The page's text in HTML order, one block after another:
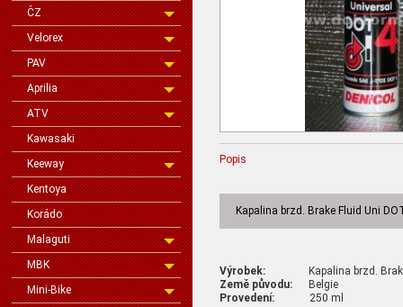
ČZ
Velorex
PAV
Aprilia
ATV
Kawasaki
Keeway
Kentoya
Korádo
Malaguti
MBK
Mini-Bike
Popis
Kapalina brzd. Brake Fluid Uni
Výrobek: Kapalina brzd. Brake
Země původu: Belgie
Provedení: 250 ml